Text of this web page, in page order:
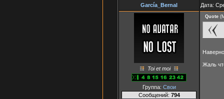
García_Bernal Дата:
Toi et moi
Группа: Свои
Сообщений: 794
Quote (
Жаль